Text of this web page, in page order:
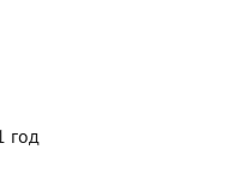
год